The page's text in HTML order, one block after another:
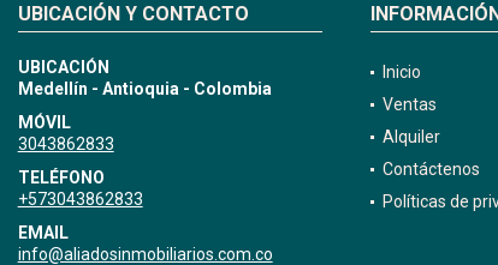
UBICACIÓN Y CONTACTO
UBICACIÓN
Medellín - Antioquia - Colombia
MÓVIL
3043862833
TELÉFONO
+573043862833
EMAIL
info@aliadosinmobiliarios.com.co
Inicio
Ventas
Alquiler
Contáctenos
Políticas de